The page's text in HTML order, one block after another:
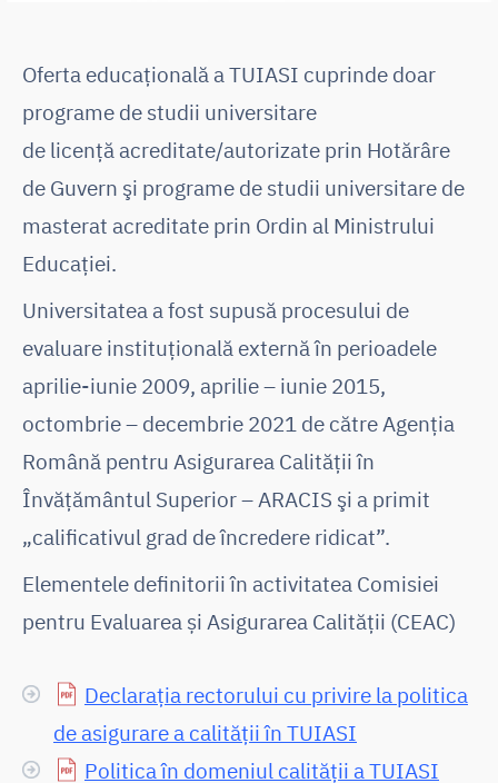
Oferta educaţională a TUIASI cuprinde doar
programe de studii universitare
de licenţă acreditate/autorizate prin Hotărâre
de Guvern şi programe de studii universitare de
masterat acreditate prin Ordin al Ministrului
Educaţiei.
Universitatea a fost supusă procesului de
evaluare instituţională externă în perioadele
aprilie-iunie 2009, aprilie – iunie 2015,
octombrie – decembrie 2021 de către Agenţia
Română pentru Asigurarea Calităţii în
Învăţământul Superior – ARACIS şi a primit
„calificativul grad de încredere ridicat”.
Elementele definitorii în activitatea Comisiei
pentru Evaluarea și Asigurarea Calității (CEAC)
Declarația rectorului cu privire la politica
de asigurare a calității în TUIASI
Politica în domeniul calității a TUIASI